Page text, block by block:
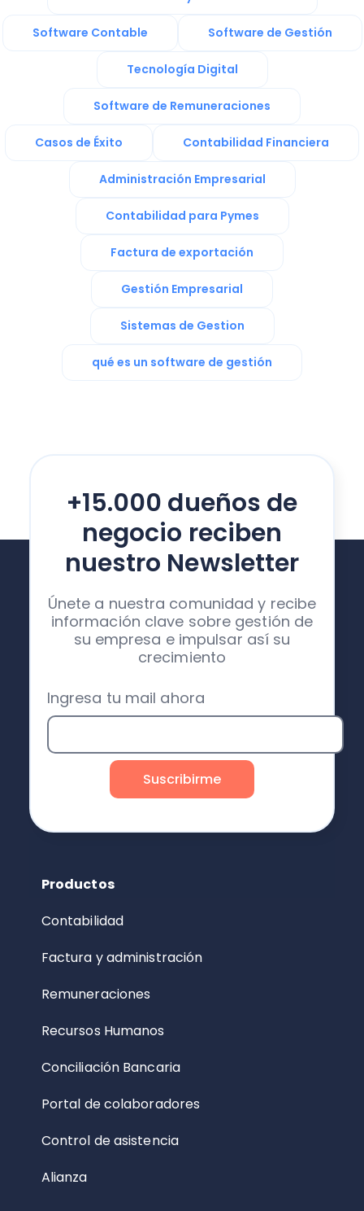
Software Contable Software de Gestión
Tecnología Digital
Software de Remuneraciones
Casos de Éxito Contabilidad Financiera
Administración Empresarial
Contabilidad para Pymes
Factura de exportación
Gestión Empresarial
Sistemas de Gestion
qué es un software de gestión
+15.000 dueños de
negocio reciben
nuestro Newsletter
Únete a nuestra comunidad y recibe
información clave sobre gestión de
su empresa e impulsar así su
crecimiento
Ingresa tu mail ahora
Productos
Contabilidad
Factura y administración
Remuneraciones
Recursos Humanos
Conciliación Bancaria
Portal de colaboradores
Control de asistencia
Alianza